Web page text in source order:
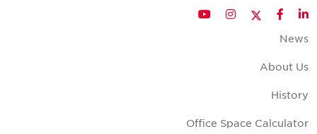
LinkedIn
Facebook
Twitter
Instagram
YouTube
News
About Us
History
Office Space Calculator